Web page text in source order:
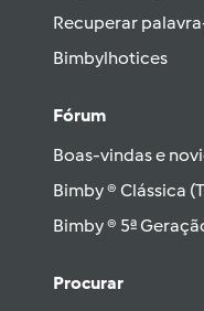
Recuperar
Bimbylhotices
Fórum
Boas-vindas e
Bimby ® Clássica
Bimby ® 5ª
Procurar